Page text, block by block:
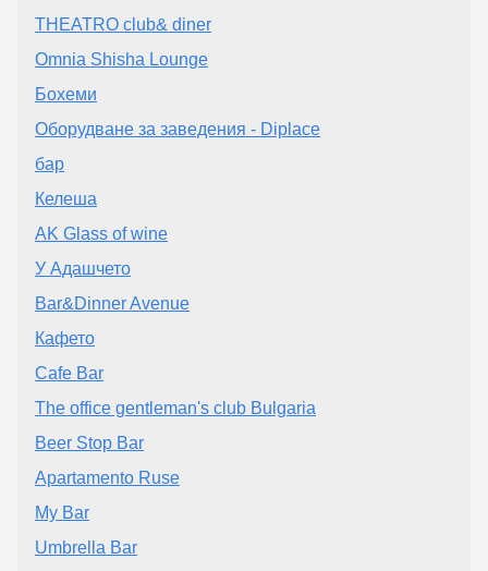
THEATRO club& diner
Omnia Shisha Lounge
Бохеми
Оборудване за заведения - Diplace
бар
Келеша
AK Glass of wine
У Адашчето
Bar&Dinner Avenue
Кафето
Cafe Bar
The office gentleman's club Bulgaria
Beer Stop Bar
Apartamento Ruse
My Bar
Umbrella Bar